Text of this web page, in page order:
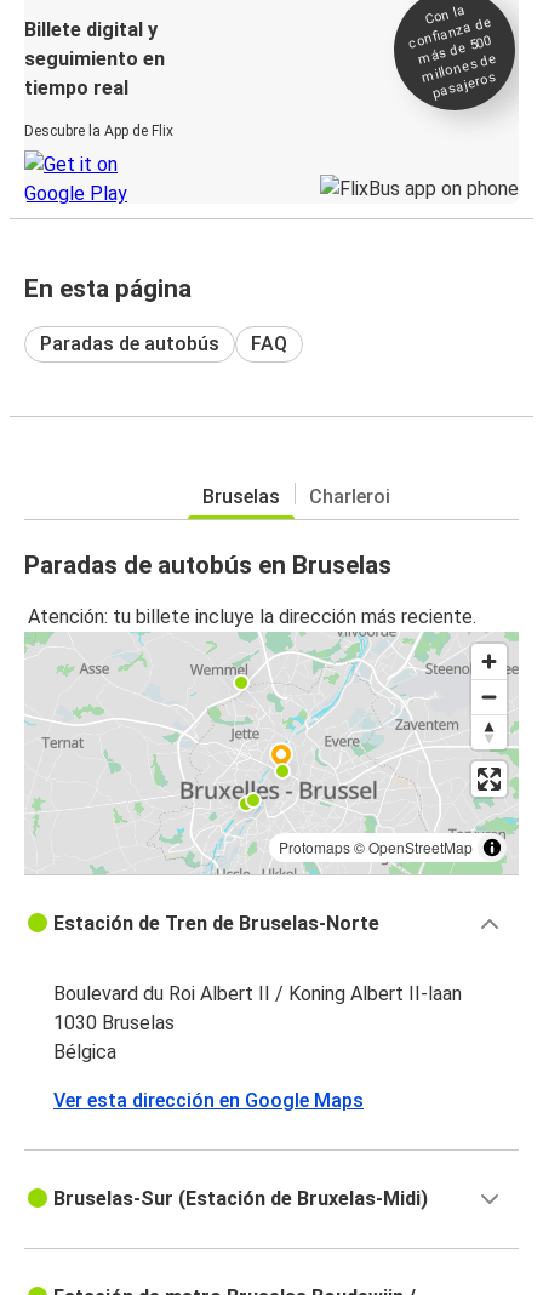
Billete digital y
seguimiento en
tiempo real
Descubre la App de Flix
Con la
confianza de
más de 500
millones de
pasajeros
En esta página
Paradas de autobús FAQ
Bruselas Charleroi
Paradas de autobús en Bruselas
Atención: tu billete incluye la dirección más reciente.
Protomaps©OpenStreetMap
Estación de Tren de Bruselas-Norte
Boulevard du Roi Albert II / Koning Albert II-laan
1030 Bruselas
Bélgica
Ver esta dirección en Google Maps
Bruselas-Sur (Estación de Bruxelas-Midi)